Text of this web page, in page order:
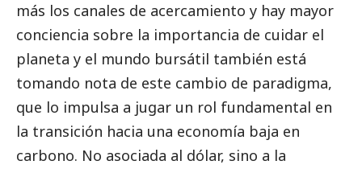
más los canales de acercamiento y hay mayor
conciencia sobre la importancia de cuidar el
planeta y el mundo bursátil también está
tomando nota de este cambio de paradigma,
que lo impulsa a jugar un rol fundamental en
la transición hacia una economía baja en
carbono. No asociada al dólar, sino a la